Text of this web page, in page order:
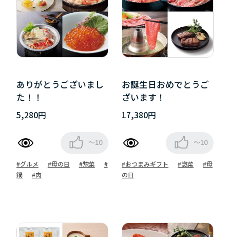
ありがとうございまし
た！！
5,280円
～10
#グルメ #母の日 #惣菜
#
鍋
#肉
お誕生日おめでとうご
ざいます！
17,380円
～10
#おつまみギフト #惣菜
#母
の日